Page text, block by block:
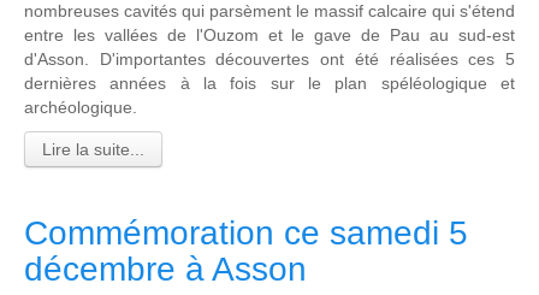
nombreuses cavités qui parsèment le massif calcaire qui s'étend
entre les vallées de l'Ouzom et le gave de Pau au sud-est
d'Asson. D'importantes découvertes ont été réalisées ces 5
dernières années à la fois sur le plan spéléologique et
archéologique.
Lire la suite...
Commémoration ce samedi 5
décembre à Asson